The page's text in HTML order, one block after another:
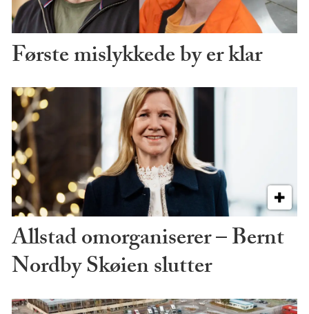
Første mislykkede by er klar
Allstad omorganiserer – Bernt
Nordby Skøien slutter